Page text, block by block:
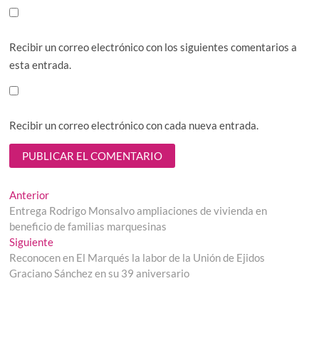
Recibir un correo electrónico con los siguientes comentarios a
esta entrada.
Recibir un correo electrónico con cada nueva entrada.
Navegación
de
entradas
AnteriorEntrada
anterior:
Entrega Rodrigo Monsalvo ampliaciones de vivienda en
beneficio de familias marquesinas
SiguienteEntrada
siguiente:
Reconocen en El Marqués la labor de la Unión de Ejidos
Graciano Sánchez en su 39 aniversario